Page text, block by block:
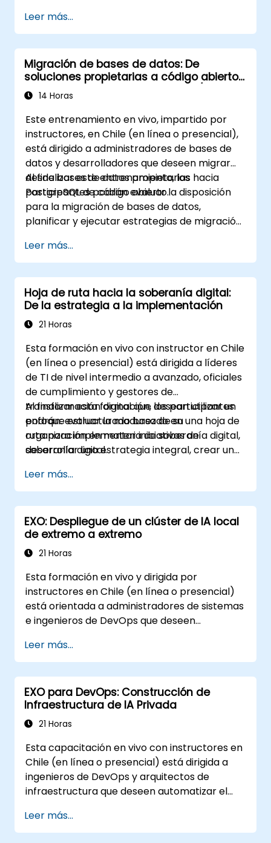
gestión de datos transfronterizos.
Leer más...
Migración de bases de datos: De
soluciones propietarias a código abierto
- Estrategias para migrar Oracle/SQL
Server a PostgreSQL
14 Horas
Este entrenamiento en vivo, impartido por
instructores, en Chile (en línea o presencial),
está dirigido a administradores de bases de
datos y desarrolladores que deseen migrar
desde bases de datos propietarias hacia
PostgreSQL de código abierto.
Al finalizar este entrenamiento, los
participantes podrán evaluar la disposición
para la migración de bases de datos,
planificar y ejecutar estrategias de migración
herramientas adecuadas y gestionar la
conversión del código de la aplicación.
Leer más...
Hoja de ruta hacia la soberanía digital:
De la estrategia a la implementación
21 Horas
Esta formación en vivo con instructor en Chile
(en línea o presencial) está dirigida a líderes
de TI de nivel intermedio a avanzado, oficiales
de cumplimiento y gestores de
transformación digital que desean utilizar un
enfoque estructurado basado en una hoja de
ruta para implementar iniciativas de
soberanía digital.
Al finalizar esta formación, los participantes
podrán: evaluar la madurez de su
organización en materia de soberanía digital,
desarrollar una estrategia integral, crear una
establecer marcos de gobernanza.
Leer más...
EXO: Despliegue de un clúster de IA local
de extremo a extremo
21 Horas
Esta formación en vivo y dirigida por
instructores en Chile (en línea o presencial)
está orientada a administradores de sistemas
e ingenieros de DevOps que deseen
EXO para inferencia privada de LLMs a través
de múltiples nodos con Apple Silicon o Linux.
Leer más...
EXO para DevOps: Construcción de
Infraestructura de IA Privada
21 Horas
Esta capacitación en vivo con instructores en
Chile (en línea o presencial) está dirigida a
ingenieros de DevOps y arquitectos de
infraestructura que deseen automatizar el
ciclo de vida de clústeres de IA privados
construidos sobre EXO.
Leer más...